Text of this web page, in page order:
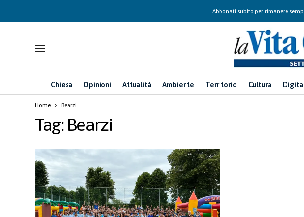
Abbonati subito per rimanere
Chiesa Opinioni Attualità Ambiente Territorio Cultura
Home Bearzi
Tag: Bearzi